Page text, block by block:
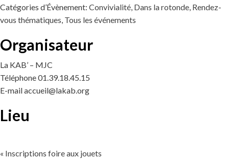
Catégories d’Évènement: Convivialité, Dans la rotonde, Rendez-
vous thématiques, Tous les événements
Organisateur
La KAB’ – MJC
Téléphone01.39.18.45.15
E-mailaccueil@lakab.org
Lieu
« Inscriptions foire aux jouets